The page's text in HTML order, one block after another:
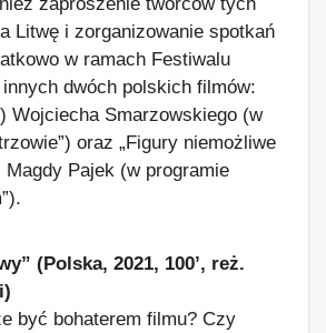
Litwę i zorganizowanie spotkań
w ramach Festiwalu
dwóch polskich filmów:
Wojciecha Smarzowskiego (w
oraz „Figury niemożliwe
Magdy Pajek (w programie
(Polska, 2021, 100’, reż.
być bohaterem filmu? Czy